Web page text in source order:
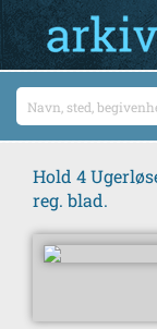
Hold 4
reg. blad.